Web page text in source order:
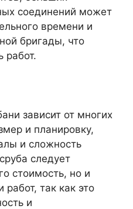
соединений может
времени и
бригады, что
работ.
зависит от многих
и планировку,
и сложность
следует
стоимость, но и
работ, так как это
и